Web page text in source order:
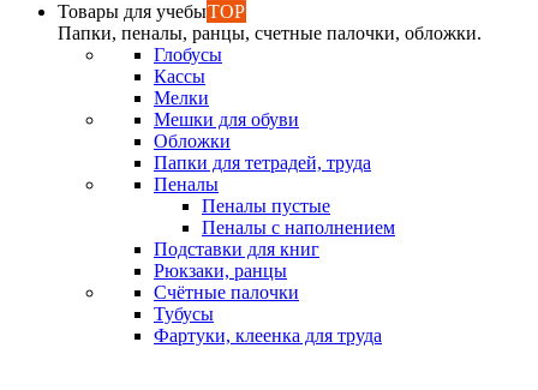
Товары для учебыTOP
Папки, пеналы, ранцы, счетные палочки, обложки.
Глобусы
Кассы
Мелки
Мешки для обуви
Обложки
Папки для тетрадей, труда
Пеналы
Пеналы пустые
Пеналы с наполнением
Подставки для книг
Рюкзаки, ранцы
Счётные палочки
Тубусы
Фартуки, клеенка для труда